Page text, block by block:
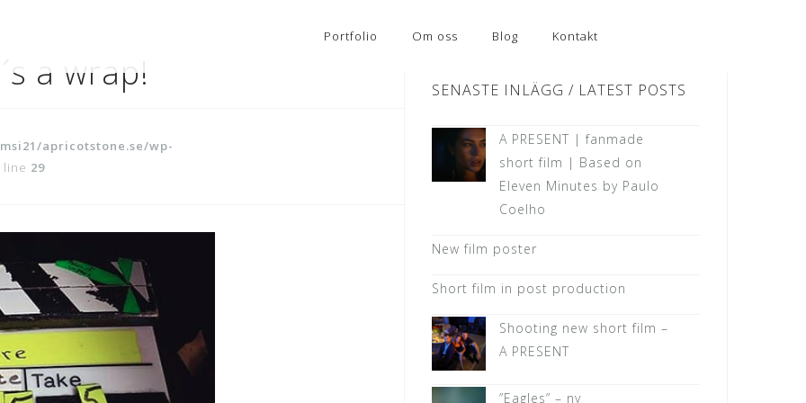
Portfolio Om oss Blog Kontakt
a wrap!
apricotstone.se/wp-
line 29
SENASTE INLÄGG / LATEST POSTS
A PRESENT | fanmade
short film | Based on
Eleven Minutes by Paulo
Coelho
New film poster
Short film in post production
Shooting new short film –
A PRESENT
”Eagles” – ny